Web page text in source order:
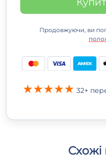
Продовжуючи, ви
32+
Схожі